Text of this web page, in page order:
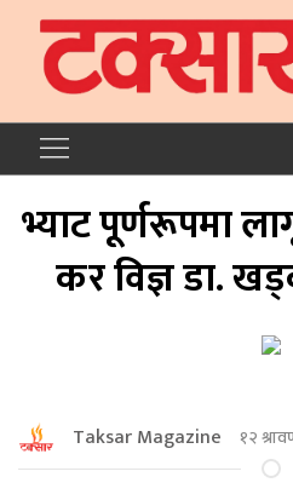
भ्याट पूर्णरूपमा
कर विज्ञ डा.
Taksar Magazine १२